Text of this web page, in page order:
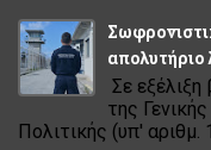
απολυτήριο
Σε
της
Πολιτικής (υπ'